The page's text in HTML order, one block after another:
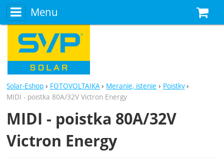
Menu
Solar-Eshop FOTOVOLTAIKA Meranie, istenie
Poistky
MIDI - poistka 80A/32V Victron Energy
MIDI - poistka 80A/32V
Victron Energy